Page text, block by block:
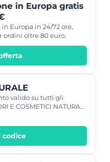
in Europa gratis
Europa in 24/72 ore,
ordini oltre 80 euro.
valido su tutti gli
E COSMETICI NATURALI
codice